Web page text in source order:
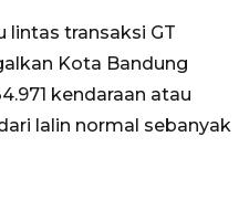
lintas transaksi GT
Kota Bandung
kendaraan atau
lalin normal sebanyak